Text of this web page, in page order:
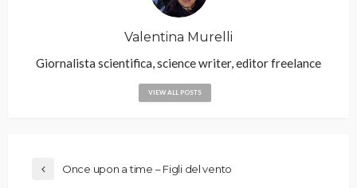
Valentina Murelli
Giornalista scientifica, science writer, editor freelance
VIEW ALL POSTS
Once upon a time – Figli del vento